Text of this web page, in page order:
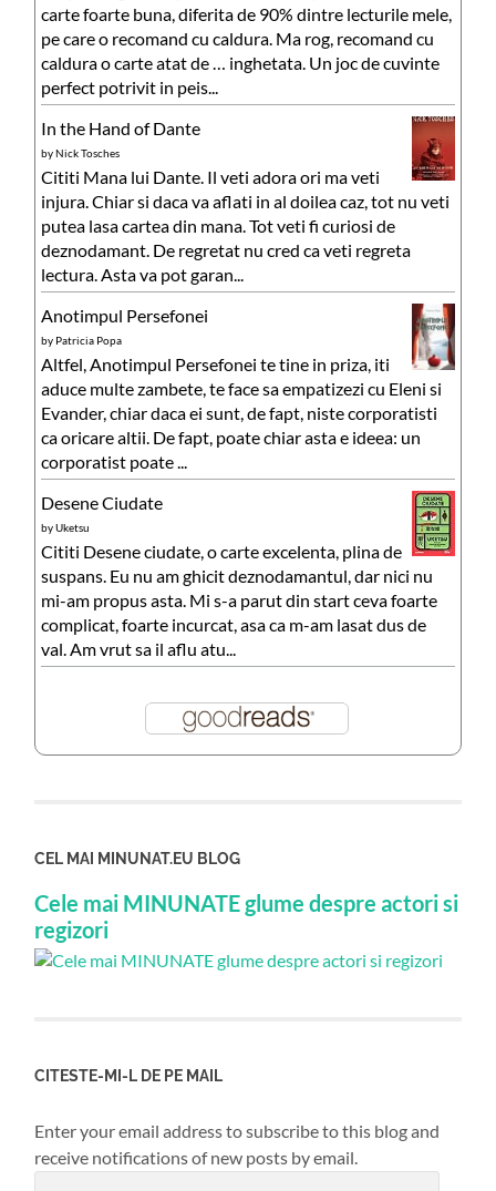
carte foarte buna, diferita de 90% dintre lecturile mele,
pe care o recomand cu caldura. Ma rog, recomand cu
caldura o carte atat de … inghetata. Un joc de cuvinte
perfect potrivit in peis...
In the Hand of Dante
byNick Tosches
Cititi Mana lui Dante. Il veti adora ori ma veti
injura. Chiar si daca va aflati in al doilea caz, tot nu veti
putea lasa cartea din mana. Tot veti fi curiosi de
deznodamant. De regretat nu cred ca veti regreta
lectura. Asta va pot garan...
Anotimpul Persefonei
by Patricia Popa
Altfel, Anotimpul Persefonei te tine in priza, iti
aduce multe zambete, te face sa empatizezi cu Eleni si
Evander, chiar daca ei sunt, de fapt, niste corporatisti
ca oricare altii. De fapt, poate chiar asta e ideea: un
corporatist poate ...
Desene Ciudate
byUketsu
Cititi Desene ciudate, o carte excelenta, plina de
suspans. Eu nu am ghicit deznodamantul, dar nici nu
mi-am propus asta. Mi s-a parut din start ceva foarte
complicat, foarte incurcat, asa ca m-am lasat dus de
val. Am vrut sa il aflu atu...
CEL MAI MINUNAT.EU BLOG
Cele mai MINUNATE glume despre actori si
regizori
CITESTE-MI-L DE PE MAIL
Enter your email address to subscribe to this blog and
receive notifications of new posts by email.